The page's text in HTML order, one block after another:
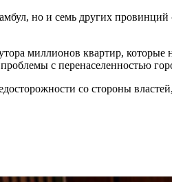
но и семь других
миллионов квартир, которые
с перенаселенностью
со стороны